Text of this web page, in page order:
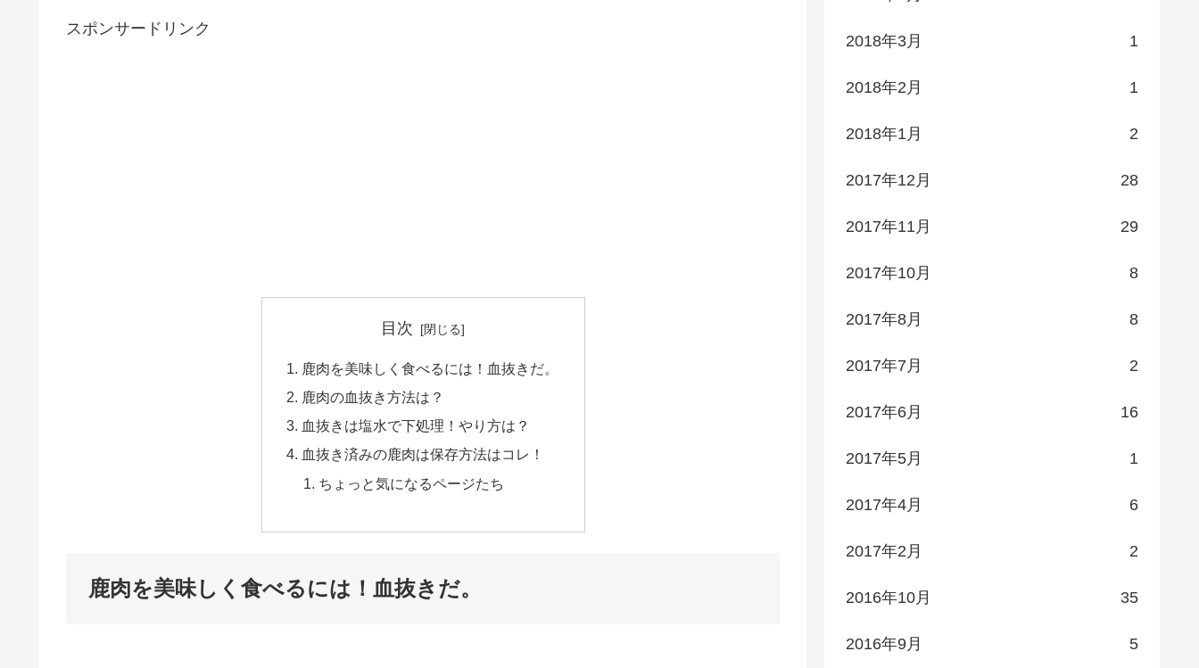
スポンサードリンク
目次
鹿肉を美味しく食べるには！血抜きだ。
鹿肉の血抜き方法は？
血抜きは塩水で下処理！やり方は？
血抜き済みの鹿肉は保存方法はコレ！
ちょっと気になるページたち
鹿肉を美味しく食べるには！血抜きだ。
2018年3月 1
2018年2月 1
2018年1月 2
2017年12月 28
2017年11月 29
2017年10月 8
2017年8月 8
2017年7月 2
2017年6月 16
2017年5月 1
2017年4月 6
2017年2月 2
2016年10月 35
2016年9月 5